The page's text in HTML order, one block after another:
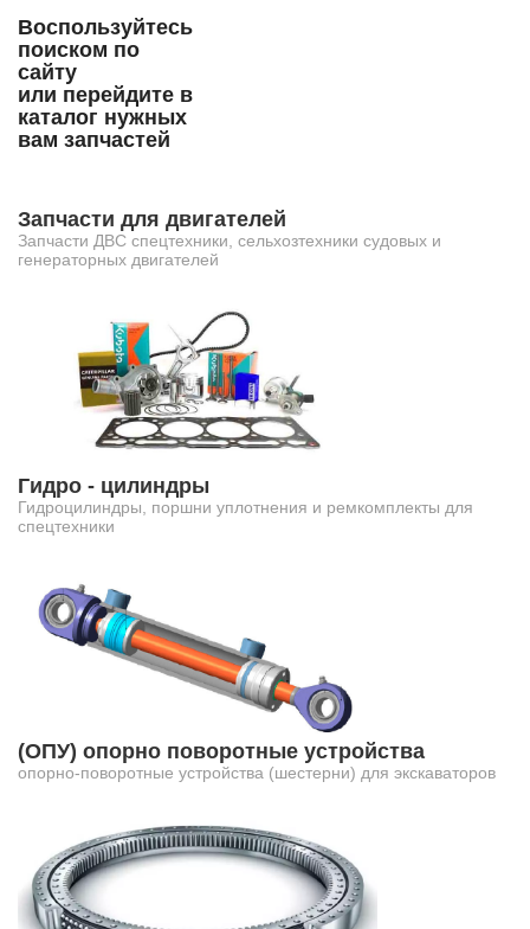
Воспользуйтесь
поиском по
сайту
или перейдите в
каталог нужных
вам запчастей
Запчасти для двигателей
Запчасти ДВС спецтехники, сельхозтехники судовых и
генераторных двигателей
Гидро - цилиндры
Гидроцилиндры, поршни уплотнения и ремкомплекты для
спецтехники
(ОПУ) опорно поворотные устройства
опорно-поворотные устройства (шестерни) для экскаваторов